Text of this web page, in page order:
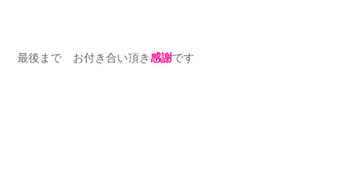
最後まで お付き合い頂き感謝です